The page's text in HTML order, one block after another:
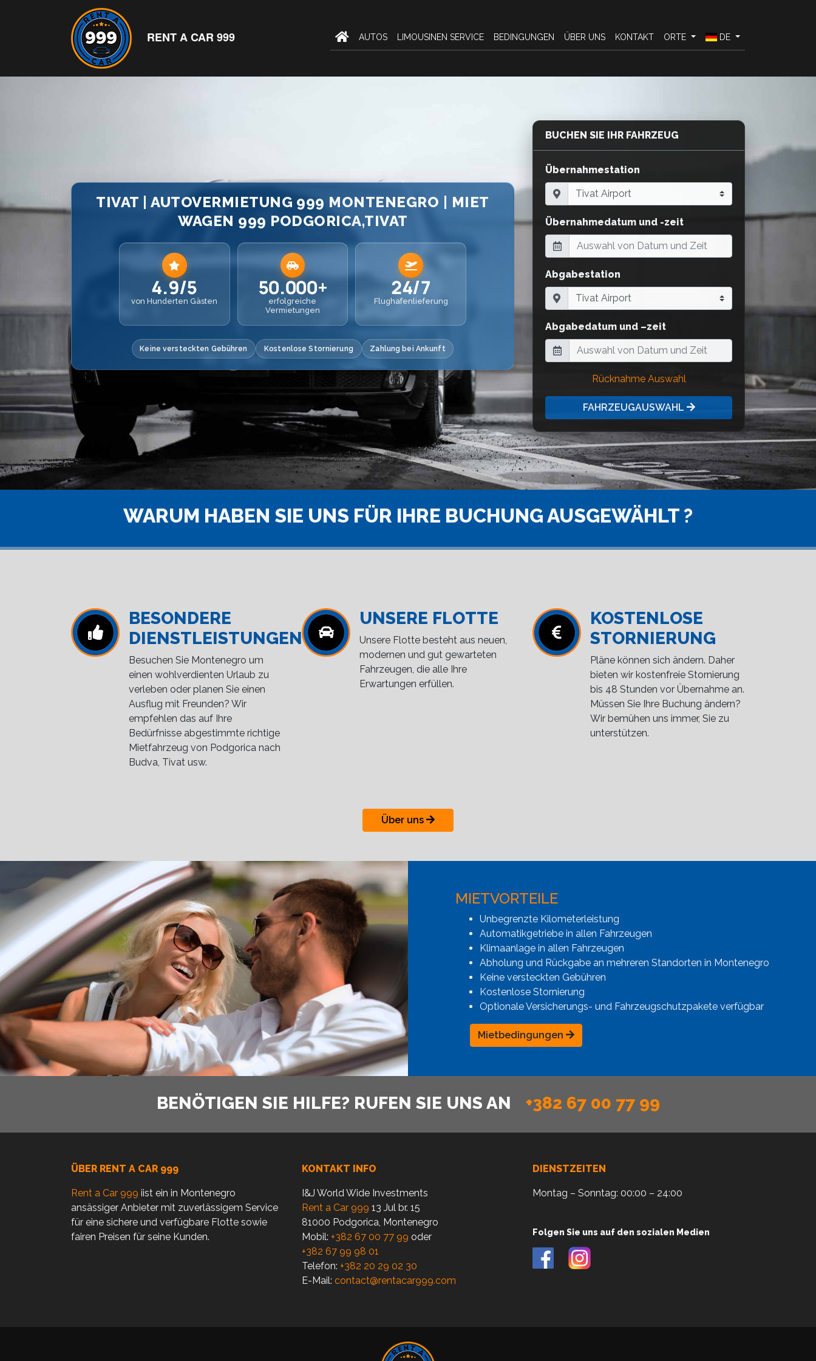
RENT A CAR 999 AUTOS LIMOUSINEN SERVICE BEDINGUNGEN ÜBER UNS KONTAKT ORTE DE
TIVAT | AUTOVERMIETUNG 999 MONTENEGRO | MIET
WAGEN 999 PODGORICA,TIVAT
4.9/5
von Hunderten Gästen
50.000+
erfolgreiche
Vermietungen
24/7
Flughafenlieferung
Keine versteckten Gebühren Kostenlose Stornierung Zahlung bei Ankunft
BUCHEN SIE IHR FAHRZEUG
Übernahmestation
Übernahmedatum und -zeit
Abgabestation
Abgabedatum und –zeit
Rücknahme Auswahl
FAHRZEUGAUSWAHL
WARUM HABEN SIE UNS FÜR IHRE BUCHUNG AUSGEWÄHLT ?
BESONDERE
DIENSTLEISTUNGEN
Besuchen Sie Montenegro um
einen wohlverdienten Urlaub zu
verleben oder planen Sie einen
Ausflug mit Freunden? Wir
empfehlen das auf Ihre
Bedürfnisse abgestimmte richtige
Mietfahrzeug von Podgorica nach
Budva, Tivat usw.
UNSERE FLOTTE
Unsere Flotte besteht aus neuen,
modernen und gut gewarteten
Fahrzeugen, die alle Ihre
Erwartungen erfüllen.
KOSTENLOSE
STORNIERUNG
Pläne können sich ändern. Daher
bieten wir kostenfreie Stornierung
bis 48 Stunden vor Übernahme an.
Müssen Sie Ihre Buchung ändern?
Wir bemühen uns immer, Sie zu
unterstützen.
Über uns
MIETVORTEILE
Unbegrenzte Kilometerleistung
Automatikgetriebe in allen Fahrzeugen
Klimaanlage in allen Fahrzeugen
Abholung und Rückgabe an mehreren Standorten in Montenegro
Keine versteckten Gebühren
Kostenlose Stornierung
Optionale Versicherungs- und Fahrzeugschutzpakete verfügbar
Mietbedingungen
BENÖTIGEN SIE HILFE? RUFEN SIE UNS AN +382 67 00 77 99
ÜBER RENT A CAR 999
Rent a Car 999 iist ein in Montenegro
ansässiger Anbieter mit zuverlässigem Service
für eine sichere und verfügbare Flotte sowie
fairen Preisen für seine Kunden.
KONTAKT INFO
I&J World Wide Investments
Rent a Car 999 13 Jul br. 15
81000 Podgorica, Montenegro
Mobil: +382 67 00 77 99 oder
+382 67 99 98 01
Telefon: +382 20 29 02 30
E-Mail: contact@rentacar999.com
DIENSTZEITEN
Montag – Sonntag: 00:00 – 24:00
Folgen Sie uns auf den sozialen Medien